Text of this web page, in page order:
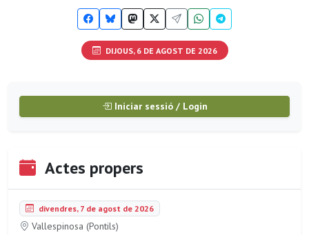
DIJOUS, 6 DE AGOST DE 2026
Iniciar sessió / Login
Actes propers
divendres, 7 de agost de 2026
Vallespinosa (Pontils)